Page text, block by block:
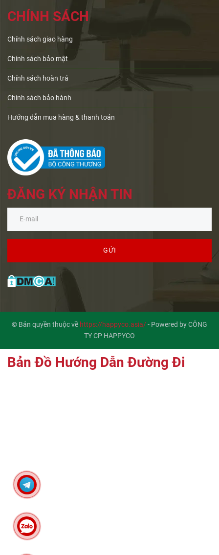
CHÍNH SÁCH
Chính sách giao hàng
Chính sách bảo mật
Chính sách hoàn trả
Chính sách bảo hành
Hướng dẫn mua hàng & thanh toán
ĐĂNG KÝ NHẬN TIN
GỬI
© Bản quyền thuộc về https://happyco.asia/- Powered by CÔNG
TY CP HAPPYCO
Bản Đồ Hướng Dẫn Đường Đi